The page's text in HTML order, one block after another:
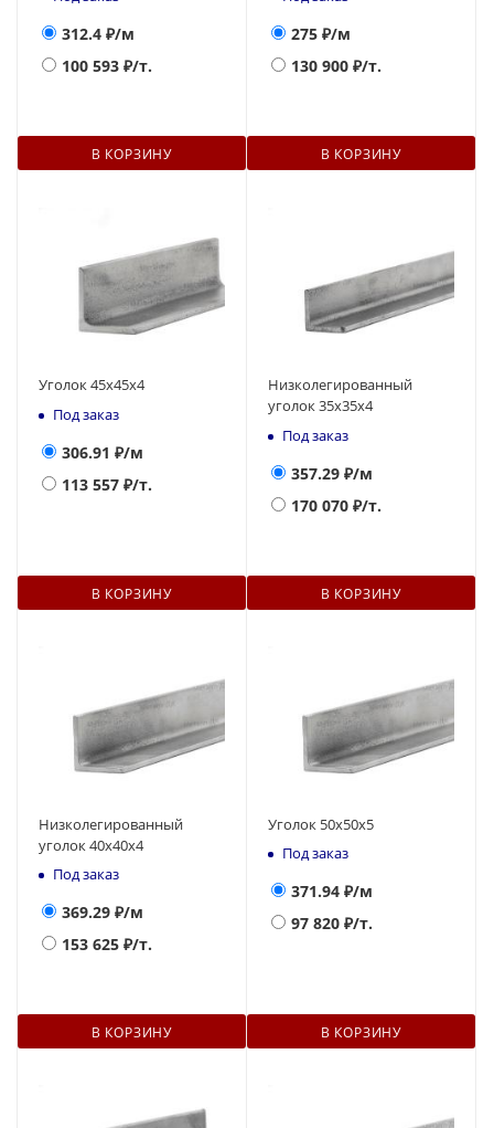
312.4 ₽/м
100 593 ₽/т.
В КОРЗИНУ
275 ₽/м
130 900 ₽/т.
В КОРЗИНУ
Уголок 45х45х4
Под заказ
306.91 ₽/м
113 557 ₽/т.
В КОРЗИНУ
Низколегированный
уголок 35х35х4
Под заказ
357.29 ₽/м
170 070 ₽/т.
В КОРЗИНУ
Низколегированный
уголок 40х40х4
Под заказ
369.29 ₽/м
153 625 ₽/т.
В КОРЗИНУ
Уголок 50х50х5
Под заказ
371.94 ₽/м
97 820 ₽/т.
В КОРЗИНУ